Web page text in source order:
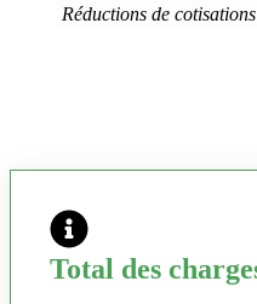
Réductions de cotisations
Total des